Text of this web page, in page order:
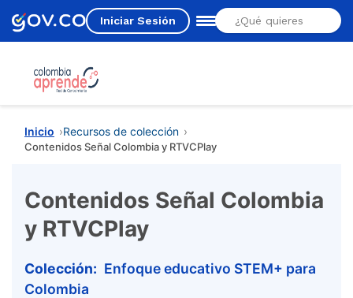
Iniciar Sesión
Estás aquí
Inicio Recursos de colección
Contenidos Señal Colombia y RTVCPlay
Contenidos Señal Colombia
y RTVCPlay
Colección: Enfoque educativo STEM+ para
Colombia